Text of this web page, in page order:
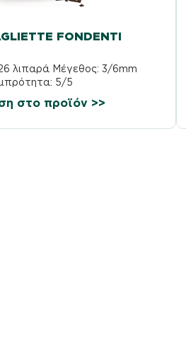
FONDENTI
λιπαρά Μέγεθος: 3/6mm
5/5
στο προϊόν >>